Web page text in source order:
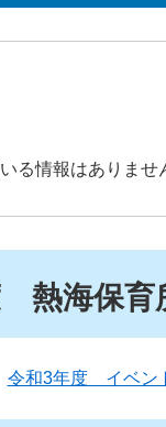
る情報はありませ
熱海保育
令和3年度 イベン